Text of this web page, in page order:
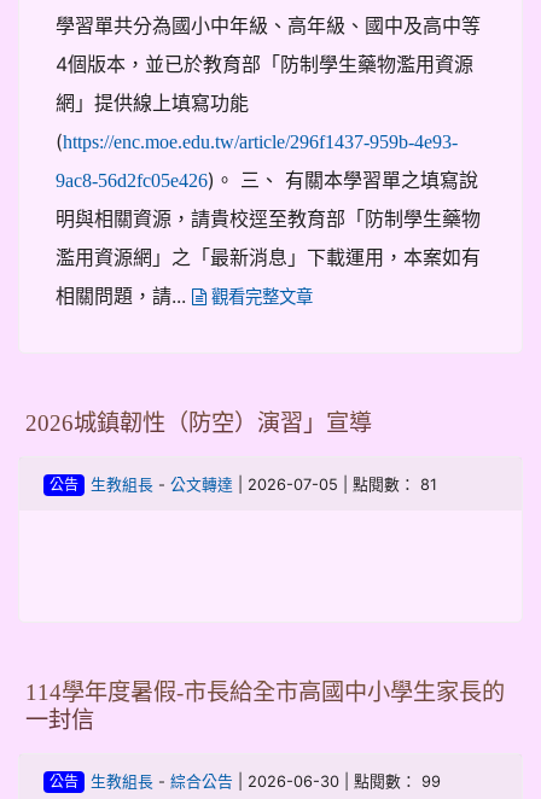
學習單共分為國小中年級、高年級、國中及高中等
4個版本，並已於教育部「防制學生藥物濫用資源
網」提供線上填寫功能
(https://enc.moe.edu.tw/article/296f1437-959b-4e93-
9ac8-56d2fc05e426)。 三、 有關本學習單之填寫說
明與相關資源，請貴校逕至教育部「防制學生藥物
濫用資源網」之「最新消息」下載運用，本案如有
相關問題，請...
觀看完整文章
2026城鎮韌性（防空）演習」宣導
公告 生教組長- 公文轉達 | 2026-07-05 | 點閱數： 81
114學年度暑假-市長給全市高國中小學生家長的
一封信
公告 生教組長- 綜合公告 | 2026-06-30 | 點閱數： 99